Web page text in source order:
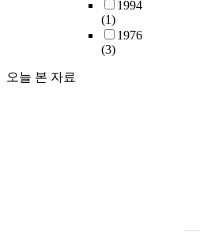
1994
(1)
1976
(3)
오늘 본 자료